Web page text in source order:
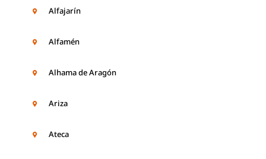
Alfajarín
Alfamén
Alhama de Aragón
Ariza
Ateca